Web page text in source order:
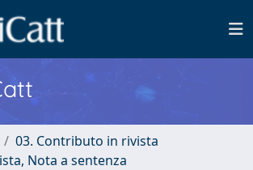
03. Contributo in rivista
Nota a sentenza